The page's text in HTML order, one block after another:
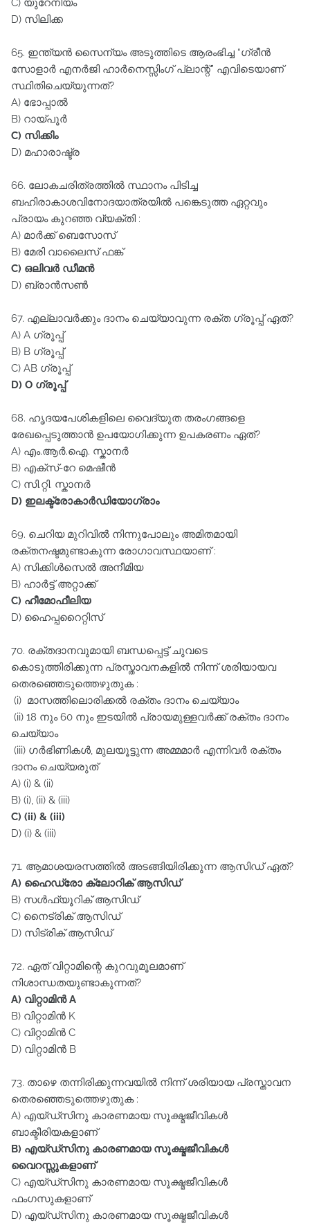
C) യുറേനിയം
D) സിലിക്ക
65. ഇന്ത്യൻ സൈന്യം അടുത്തിടെ ആരംഭിച്ച “ഗ്രീൻ
സോളാർ എനർജി ഹാർനെസ്സിംഗ്‌ പ്ലാന്റ്‌” എവിടെയാണ്‌
സ്ഥിതിചെയ്യുന്നത്‌?
A) ഭോപ്പാൽ
B) റായ്പൂർ
C) സിക്കിം
D) മഹാരാഷ്ട്ര
66. ലോകചരിത്രത്തിൽ സ്ഥാനം പിടിച്ച
ബഹിരാകാശവിനോദയാത്രയിൽ പങ്കെടുത്ത ഏറ്റവും
പ്രായം കുറഞ്ഞ വ്യക്തി :
A) മാർക്ക്‌ ബെസോസ്‌
B) മേരി വാലൈസ്‌ ഫങ്ക്‌
C) ഒലിവർ ഡീമൻ
D) ബ്രാൻസൺ
67. എല്ലാവർക്കും ദാനം ചെയ്യാവുന്ന രക്ത ഗ്രൂപ്പ്‌ ഏത്‌?
A) A ഗ്രൂപ്പ്‌
B) B ഗ്രൂപ്പ്‌
C) AB ഗ്രൂപ്പ്‌
D) O ഗ്രൂപ്പ്‌
68. ഹൃദയപേശികളിലെ വൈദ്യുത തരംഗങ്ങളെ
രേഖപ്പെടുത്താൻ ഉപയോഗിക്കുന്ന ഉപകരണം ഏത്‌?
A) എം.ആർ.ഐ. സ്കാനർ
B) എക്സ്‌-റേ മെഷീൻ
C) സി.റ്റി. സ്കാനർ
D) ഇലക്ട്രോകാർഡിയോഗ്രാം
69. ചെറിയ മുറിവിൽ നിന്നുപോലും അമിതമായി
രക്തനഷ്ടമുണ്ടാകുന്ന രോഗാവസ്ഥയാണ്‌ :
A) സിക്കിൾസെൽ അനീമിയ
B) ഹാർട്ട്‌ അറ്റാക്ക്‌
C) ഹീമോഫീലിയ
D) ഹൈപ്പറൈറ്റിസ്‌
70. രക്തദാനവുമായി ബന്ധപ്പെട്ട്‌ ചുവടെ
കൊടുത്തിരിക്കുന്ന പ്രസ്താവനകളിൽ നിന്ന്‌ ശരിയായവ
തെരഞ്ഞെടുത്തെഴുതുക :
(i) മാസത്തിലൊരിക്കൽ രക്തം ദാനം ചെയ്യാം
(ii) 18 നും 60 നും ഇടയിൽ പ്രായമുള്ളവർക്ക്‌ രക്തം ദാനം
ചെയ്യാം
(iii) ഗർഭിണികൾ, മുലയൂട്ടുന്ന അമ്മമാർ എന്നിവർ രക്തം
ദാനം ചെയ്യരുത്‌
A) (i) & (ii)
B) (i), (ii) & (iii)
C) (ii) & (iii)
D) (i) & (iii)
71. ആമാശയരസത്തിൽ അടങ്ങിയിരിക്കുന്ന ആസിഡ്‌ ഏത്‌?
A) ഹൈഡ്രോ ക്ലോറിക്‌ ആസിഡ്‌
B) സൾഫ്യൂറിക്‌ ആസിഡ്‌
C) നൈട്രിക്‌ ആസിഡ്‌
D) സിട്രിക്‌ ആസിഡ്‌
72. ഏത്‌ വിറ്റാമിന്റെ കുറവുമൂലമാണ്‌
നിശാന്ധതയുണ്ടാകുന്നത്‌?
A) വിറ്റാമിൻ A
B) വിറ്റാമിൻ K
C) വിറ്റാമിൻ C
D) വിറ്റാമിൻ B
73. താഴെ തന്നിരിക്കുന്നവയിൽ നിന്ന്‌ ശരിയായ പ്രസ്താവന
തെരഞ്ഞെടുത്തെഴുതുക :
A) എയ്ഡ്സിനു കാരണമായ സൂക്ഷ്മജീവികൾ
ബാക്ടീരിയകളാണ്‌
B) എയ്ഡ്സിനു കാരണമായ സൂക്ഷ്മജീവികൾ
വൈറസ്സുകളാണ്‌
C) എയ്ഡ്സിനു കാരണമായ സൂക്ഷ്മജീവികൾ
ഫംഗസുകളാണ്‌
D) എയ്ഡ്സിനു കാരണമായ സൂക്ഷ്മജീവികൾ